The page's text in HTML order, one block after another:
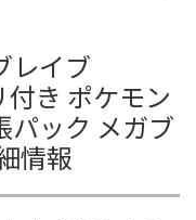
レイブ
き ポケモン
パック メガブ
情報